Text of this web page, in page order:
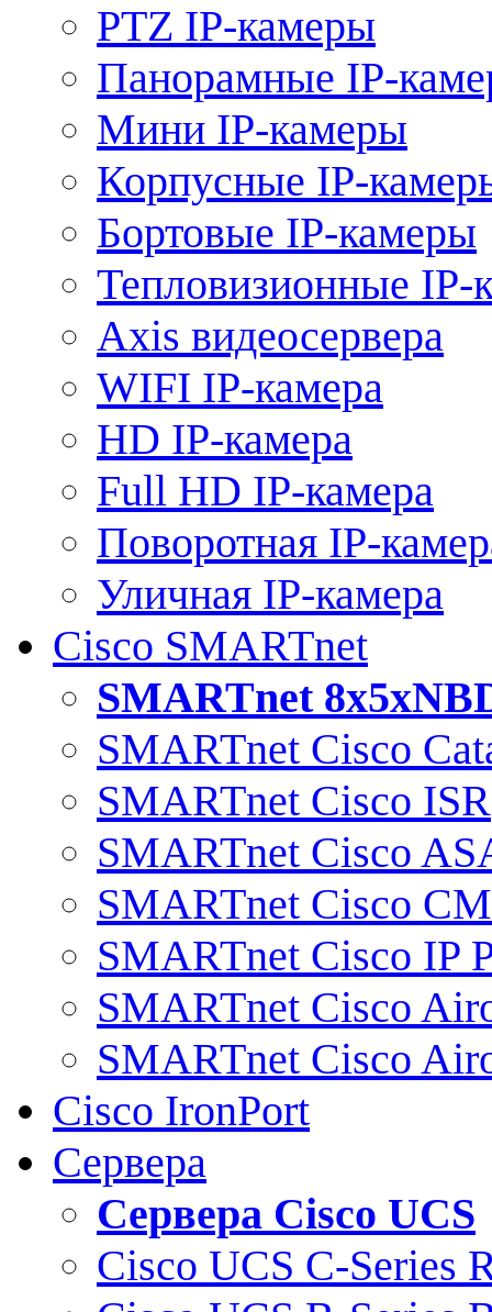
PTZ IP-камеры
Панорамные IP-
Мини IP-камеры
Корпусные IP-
Бортовые IP-камеры
Тепловизионные IP-
Axis видеосервера
WIFI IP-камера
HD IP-камера
Full HD IP-камера
Поворотная IP-
Уличная IP-камера
Cisco SMARTnet
SMARTnet
SMARTnet Cisco
SMARTnet Cisco ISR
SMARTnet Cisco
SMARTnet Cisco
SMARTnet Cisco IP
SMARTnet Cisco
SMARTnet Cisco
Cisco IronPort
Сервера
Сервера Cisco UCS
Cisco UCS C-Series